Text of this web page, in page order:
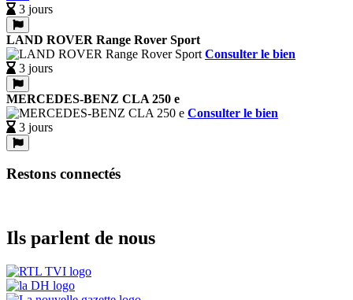
3 jours
LAND ROVER Range Rover Sport
Consulter le bien
3 jours
MERCEDES-BENZ CLA 250 e
Consulter le bien
3 jours
Restons connectés
Ils parlent de nous